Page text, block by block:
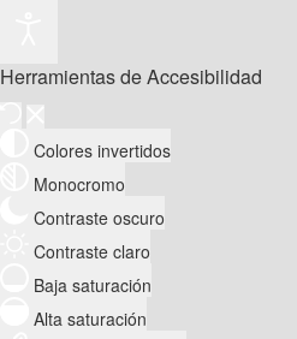
Herramientas de Accesibilidad
Colores invertidos
Monocromo
Contraste oscuro
Contraste claro
Baja saturación
Alta saturación